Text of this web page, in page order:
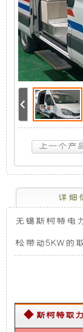
供
电
系
统
依
维
柯
欧
胜
采
访
车-5KW
取
力
发
电
系
统
依
维
柯
欧
胜
采
访
车-5KW
详细
无锡斯柯特电
松带动5KW的
◆ 斯柯特取